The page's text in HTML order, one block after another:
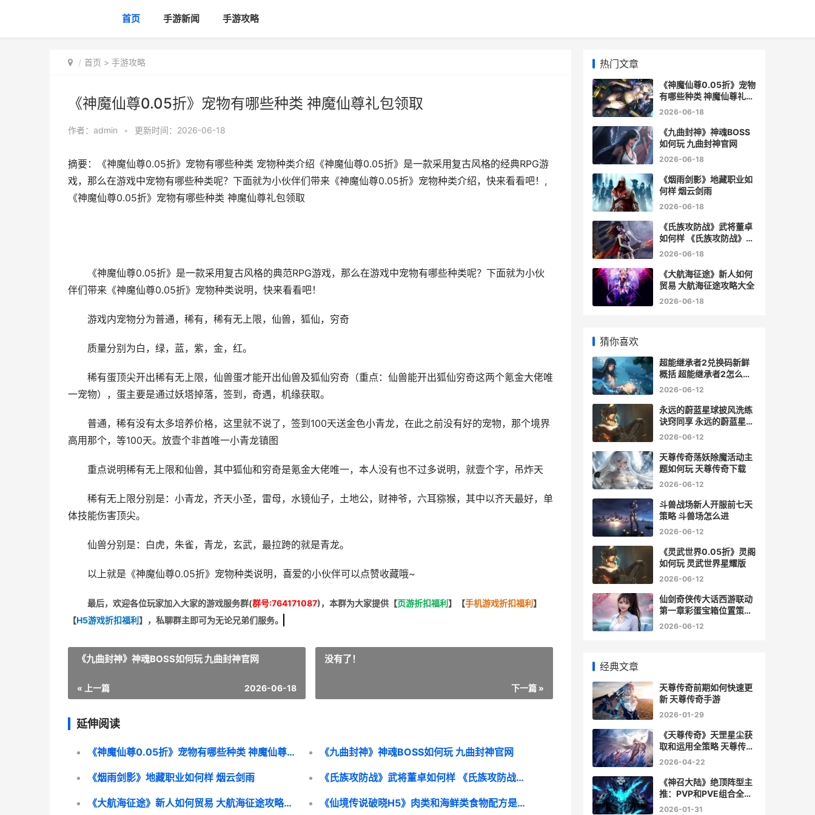
首页 手游新闻 手游攻略
首页 > 手游攻略
《神魔仙尊0.05折》宠物有哪些种类 神魔仙尊礼包领取
作者： admin • 更新时间：2026-06-18
摘要：《神魔仙尊0.05折》宠物有哪些种类 宠物种类介绍《神魔仙尊0.05折》是一款采用复古风格的经典RPG游
戏，那么在游戏中宠物有哪些种类呢？下面就为小伙伴们带来《神魔仙尊0.05折》宠物种类介绍，快来看看吧！,
《神魔仙尊0.05折》宠物有哪些种类 神魔仙尊礼包领取
《神魔仙尊0.05折》是一款采用复古风格的典范RPG游戏，那么在游戏中宠物有哪些种类呢？下面就为小伙
伴们带来《神魔仙尊0.05折》宠物种类说明，快来看看吧！
游戏内宠物分为普通，稀有，稀有无上限，仙兽，狐仙，穷奇
质量分别为白，绿，蓝，紫，金，红。
稀有蛋顶尖开出稀有无上限，仙兽蛋才能开出仙兽及狐仙穷奇（重点：仙兽能开出狐仙穷奇这两个氪金大佬唯
一宠物），蛋主要是通过妖塔掉落，签到，奇遇，机缘获取。
普通，稀有没有太多培养价格，这里就不说了，签到100天送金色小青龙，在此之前没有好的宠物，那个境界
高用那个，等100天。放壹个非酋唯一小青龙镇图
重点说明稀有无上限和仙兽，其中狐仙和穷奇是氪金大佬唯一，本人没有也不过多说明，就壹个字，吊炸天
稀有无上限分别是：小青龙，齐天小圣，雷母，水镜仙子，土地公，财神爷，六耳猕猴，其中以齐天最好，单
体技能伤害顶尖。
仙兽分别是：白虎，朱雀，青龙，玄武，最拉跨的就是青龙。
以上就是《神魔仙尊0.05折》宠物种类说明，喜爱的小伙伴可以点赞收藏哦~
最后，欢迎各位玩家加入大家的游戏服务群(群号:764171087)，本群为大家提供【页游折扣福利 】 【手机游戏折扣福利 】
【H5游戏折扣福利 】 ，私聊群主即可为无论兄弟们服务。
《九曲封神》神魂BOSS如何玩 九曲封神官网
« 上一篇 2026-06-18
没有了！
下一篇 »
延伸阅读
《神魔仙尊0.05折》宠物有哪些种类 神魔仙尊礼包领取 《九曲封神》神魂BOSS如何玩 九曲封神官网
《烟雨剑影》地藏职业如何样 烟云剑雨 《氏族攻防战》武将董卓如何样 《氏族攻防战》小说
《大航海征途》新人如何贸易 大航海征途攻略大全 《仙境传说破晓H5》肉类和海鲜类食物配方是啥子 仙境传说破防
热门文章
《神魔仙尊0.05折》宠物
有哪些种类 神魔仙尊礼包
领取
2026-06-18
《九曲封神》神魂BOSS
如何玩 九曲封神官网
2026-06-18
《烟雨剑影》地藏职业如
何样 烟云剑雨
2026-06-18
《氏族攻防战》武将董卓
如何样 《氏族攻防战》小
说
2026-06-18
《大航海征途》新人如何
贸易 大航海征途攻略大全
2026-06-18
猜你喜欢
超能继承者2兑换码新鲜
概括 超能继承者2怎么赚
人民币
2026-06-12
永远的蔚蓝星球披风洗练
诀窍同享 永远的蔚蓝星球
无限钻石版
2026-06-12
天尊传奇荡妖除魔活动主
题如何玩 天尊传奇下载
2026-06-12
斗兽战场新人开服前七天
策略 斗兽场怎么进
2026-06-12
《灵武世界0.05折》灵阁
如何玩 灵武世界星耀版
2026-06-12
仙剑奇侠传大话西游联动
第一章彩蛋宝箱位置策略
仙剑奇侠传官网大宇
2026-06-12
经典文章
天尊传奇前期如何快速更
新 天尊传奇手游
2026-01-29
《天尊传奇》天罡星尘获
取和运用全策略 天尊传奇
吧
2026-04-22
《神召大陆》绝顶阵型主
推：PVP和PVE组合全解
析 《神召大陆》绝版了吗
2026-01-31